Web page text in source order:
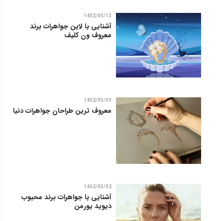
1402/05/13
آشنایی با لاین جواهرات برند
معروف ون کلیف
1402/05/09
معروف ترین طراحان جواهرات دنیا
1402/05/02
آشنایی با جواهرات برند محبوب
دیوید یورمن